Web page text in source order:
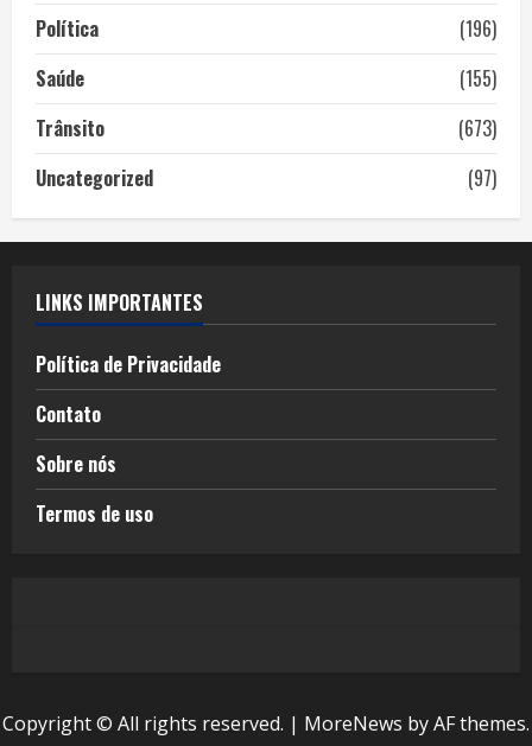
Política
(196)
Saúde
(155)
Trânsito
(673)
Uncategorized
(97)
LINKS IMPORTANTES
Política de Privacidade
Contato
Sobre nós
Termos de uso
Copyright © All rights reserved. | MoreNews by AF themes.